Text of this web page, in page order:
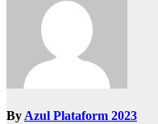
ByAzul Plataform 2023